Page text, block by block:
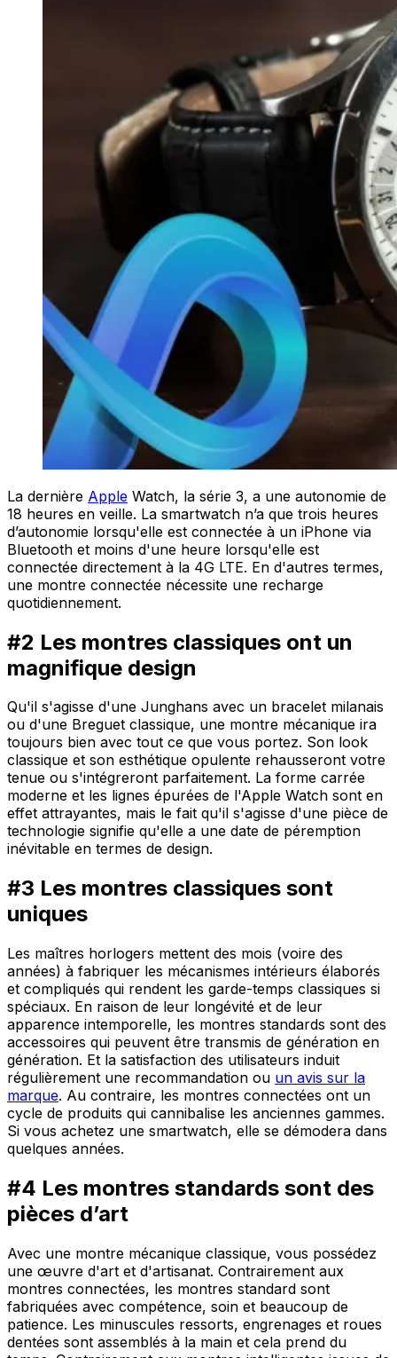
La dernière Apple Watch, la série 3, a une autonomie de
18 heures en veille. La smartwatch n’a que trois heures
d’autonomie lorsqu'elle est connectée à un iPhone via
Bluetooth et moins d'une heure lorsqu'elle est
connectée directement à la 4G LTE. En d'autres termes,
une montre connectée nécessite une recharge
quotidiennement.
#2 Les montres classiques ont un
magnifique design
Qu'il s'agisse d'une Junghans avec un bracelet milanais
ou d'une Breguet classique, une montre mécanique ira
toujours bien avec tout ce que vous portez. Son look
classique et son esthétique opulente rehausseront votre
tenue ou s'intégreront parfaitement. La forme carrée
moderne et les lignes épurées de l'Apple Watch sont en
effet attrayantes, mais le fait qu'il s'agisse d'une pièce de
technologie signifie qu'elle a une date de péremption
inévitable en termes de design.
#3 Les montres classiques sont
uniques
Les maîtres horlogers mettent des mois (voire des
années) à fabriquer les mécanismes intérieurs élaborés
et compliqués qui rendent les garde-temps classiques si
spéciaux. En raison de leur longévité et de leur
apparence intemporelle, les montres standards sont des
accessoires qui peuvent être transmis de génération en
génération. Et la satisfaction des utilisateurs induit
régulièrement une recommandation ou un avis sur la
marque. Au contraire, les montres connectées ont un
cycle de produits qui cannibalise les anciennes gammes.
Si vous achetez une smartwatch, elle se démodera dans
quelques années.
#4 Les montres standards sont des
pièces d’art
Avec une montre mécanique classique, vous possédez
une œuvre d'art et d'artisanat. Contrairement aux
montres connectées, les montres standard sont
fabriquées avec compétence, soin et beaucoup de
patience. Les minuscules ressorts, engrenages et roues
dentées sont assemblés à la main et cela prend du